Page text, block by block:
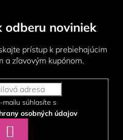
odberu noviniek
prístup k prebiehajúcim
a zľavovým kupónom.
osobných údajov